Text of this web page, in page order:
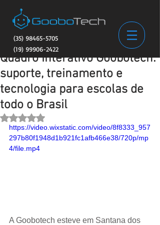
(35) 98465-5705
(19) 99906-2422
Quadro Interativo Goobotech:
suporte, treinamento e
tecnologia para escolas de
todo o Brasil
Avaliado com NaN de 5 estrelas.
https://video.wixstatic.com/video/8f8333_957
297b80f1948d1b921fc1afb466e38/720p/mp
4/file.mp4
A Goobotech esteve em Santana dos